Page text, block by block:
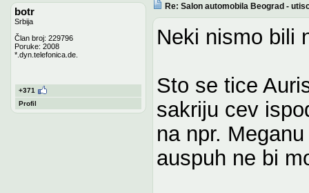
botr
Srbija
Član broj: 229796
Poruke: 2008
*.dyn.telefonica.de.
+371
Profil
Re: Salon automobila Beograd -
Neki nismo bili
Sto se tice
sakriju cev
na npr.
auspuh ne bi